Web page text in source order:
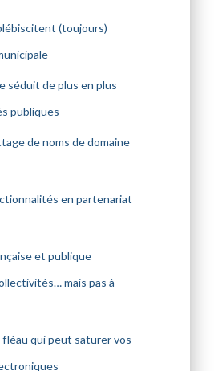
(toujours)
séduit de plus en plus
publiques
de noms de domaine
en partenariat
et publique
mais pas à
fléau qui peut saturer vos